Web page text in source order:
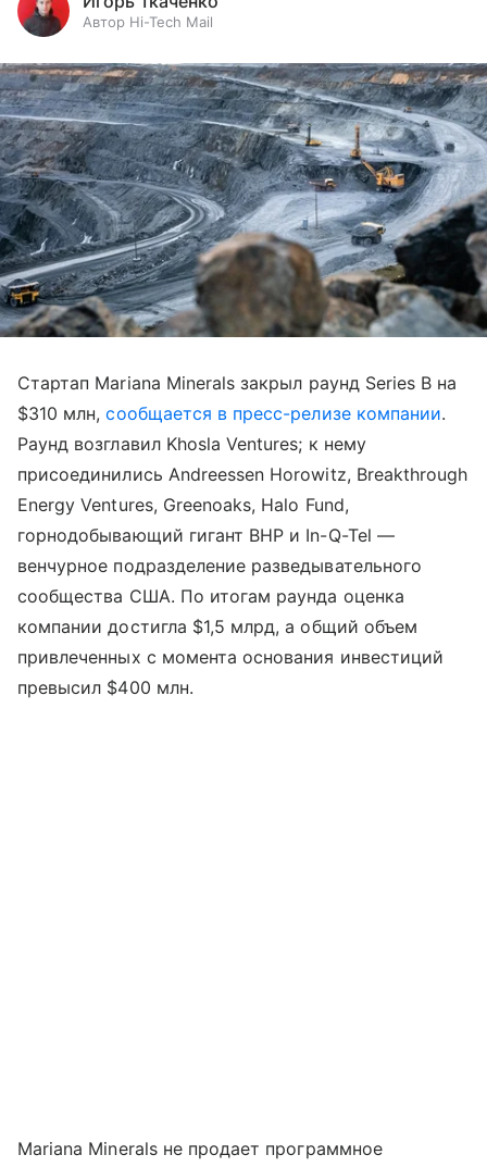
Автор Hi-Tech Mail
Стартап Mariana Minerals закрыл раунд Series B на
$310 млн,сообщается в пресс-релизе компании.
Раунд возглавил Khosla Ventures; к нему
присоединились Andreessen Horowitz, Breakthrough
Energy Ventures, Greenoaks, Halo Fund,
горнодобывающий гигант BHP и In-Q-Tel —
венчурное подразделение разведывательного
сообщества США. По итогам раунда оценка
компании достигла $1,5 млрд, а общий объем
привлеченных с момента основания инвестиций
превысил $400 млн.
Mariana Minerals не продает программное